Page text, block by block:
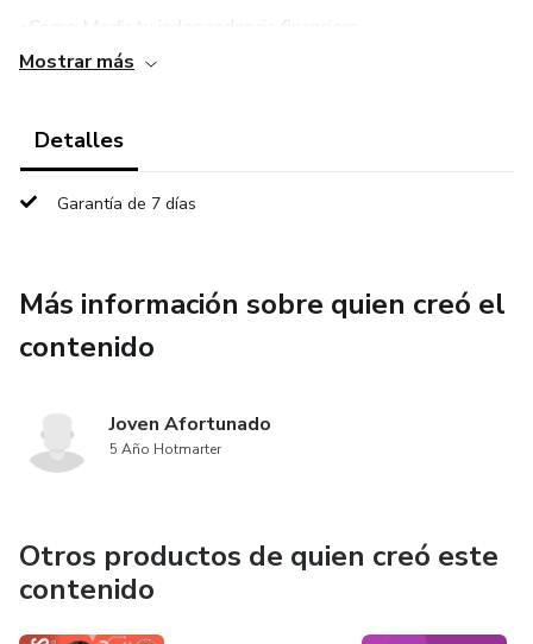
•Como Medir tu independencia financiera
•Cómo hacer más rentables tus activos
•Como enamorar a los bancos
•4 Pilares para tu Fondo de Riqueza
Mostrar más
Detalles
Garantía de 7 días
Más información sobre quien creó el
contenido
Joven Afortunado
5 Año Hotmarter
Otros productos de quien creó este
contenido